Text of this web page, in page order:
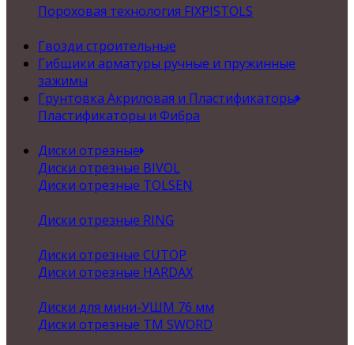
Пороховая технология FIXPISTOLS
Гвозди строительные
Гибщики арматуры ручные и пружинные
зажимы
Грунтовка Акриловая и Пластификаторы
Пластификаторы и Фибра
Диски отрезные
Диски отрезные BIVOL
Диски отрезные TOLSEN
Диски отрезные RING
Диски отрезные CUTOP
Диски отрезные HARDAX
Диски для мини-УШМ 76 мм
Диски отрезные ТМ SWORD